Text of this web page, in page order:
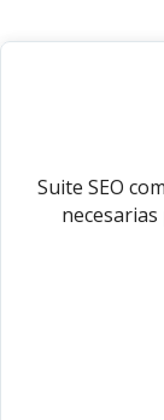
Suite SEO